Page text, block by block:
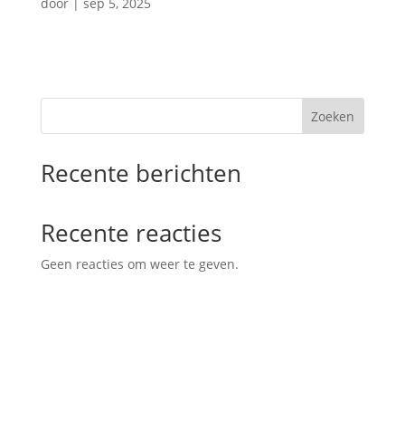
Zoeken
Recente berichten
Recente reacties
Geen reacties om weer te geven.